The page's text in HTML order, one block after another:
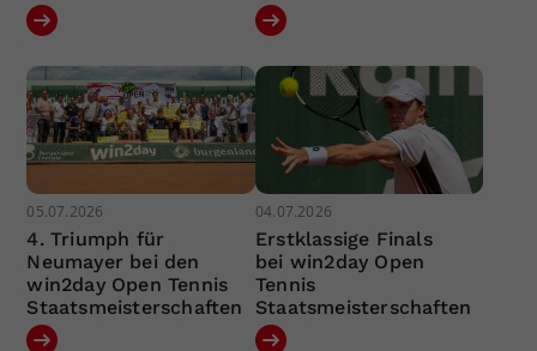
05.07.2026
4. Triumph für
Neumayer bei den
win2day Open Tennis
Staatsmeisterschaften
04.07.2026
Erstklassige Finals
bei win2day Open
Tennis
Staatsmeisterschaften